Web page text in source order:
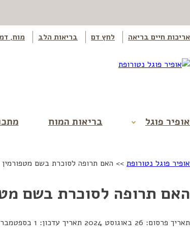
אריכות חיים בריאה לחץ דם בריאות הלב מוח,
אופיר פוגל בריאות המוח
אופיר פוגל נטורופת >> האם תרופה לסוכרת בשם
האם תרופה לסוכרת בשם
תאריך פרסום: 26 באוגוסט 2024 תאריך עדכון: 1 בספטמבר 2024